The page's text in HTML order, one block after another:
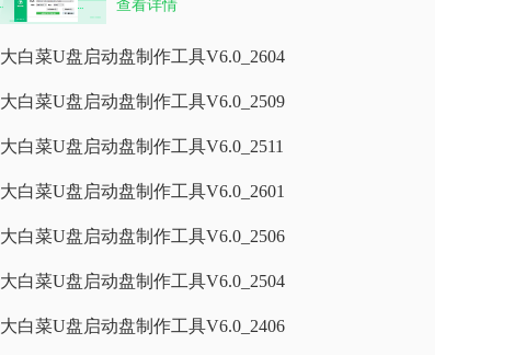
查看详情
大白菜U盘启动盘制作工具V6.0_2604
大白菜U盘启动盘制作工具V6.0_2509
大白菜U盘启动盘制作工具V6.0_2511
大白菜U盘启动盘制作工具V6.0_2601
大白菜U盘启动盘制作工具V6.0_2506
大白菜U盘启动盘制作工具V6.0_2504
大白菜U盘启动盘制作工具V6.0_2406